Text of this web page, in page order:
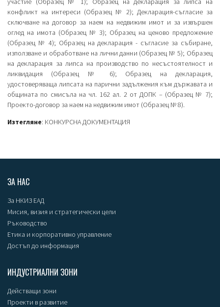
конфликт на интереси (Образец № 2); Декларация-съгласие за
сключване на договор за наем на недвижим имот и за извършен
оглед на имота (Образец № 3); Образец на ценово предложение
(Образец № 4); Образец на декларация - съгласие за събиране,
използване и обработване на лични данни (Образец № 5); Образец
на декларация за липса на производство по несъстоятелност и
ликвидация (Образец № 6); Образец на декларация,
удостоверяваща липсата на парични задължения към държавата и
общината по смисъла на чл. 162 ал. 2 от ДОПК – (Образец № 7);
Проекто-договор за наем на недвижим имот (Образец № 8).
Изтегляне: КОНКУРСНА ДОКУМЕНТАЦИЯ
ЗА НАС
За НКИЗ ЕАД
Мисия, визия и стратегически цели
Ръководство
Етика и корпоративно управление
Достъп до информация
ИНДУСТРИАЛНИ ЗОНИ
Действащи зони
Проекти в развитие